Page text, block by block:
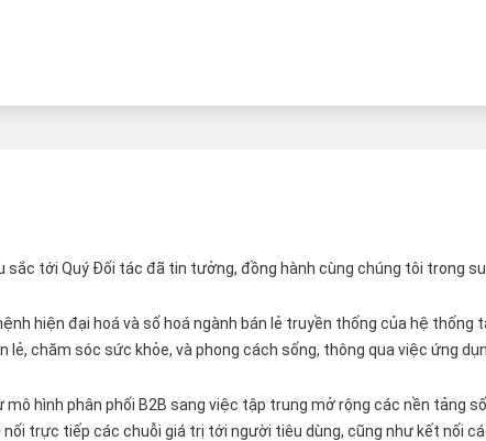
sắc tới Quý Đối tác đã tin tưởng, đồng hành cùng chúng tôi trong
hiện đại hoá và số hoá ngành bán lẻ truyền thống của hệ
chăm sóc sức khỏe, và phong cách sống, thông qua việc ứng
hình phân phối B2B sang việc tập trung mở rộng các nền tảng
trực tiếp các chuỗi giá trị tới người tiêu dùng, cũng như kết nối